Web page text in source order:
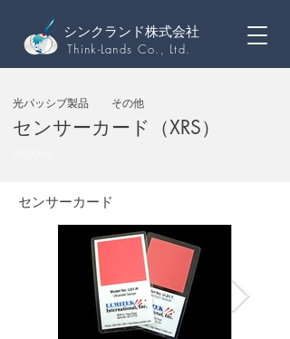
シンクランド株式会社
Think-Lands Co., Ltd.
光パッシブ製品 その他
センサーカード（XRS）
センサーカード